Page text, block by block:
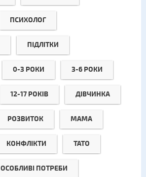
ПСИХОЛОГ
ПІДЛІТКИ
0-3 РОКИ 3-6 РОКИ
12-17 РОКІВ ДІВЧИНКА
РОЗВИТОК МАМА
КОНФЛІКТИ ТАТО
ОСОБЛИВІ ПОТРЕБИ